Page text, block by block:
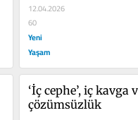
12.04.2026
60
Yeni
Yaşam
‘İç cephe’, iç kavga
çözümsüzlük